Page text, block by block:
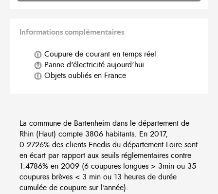
Informations complémentaires
Coupure de courant en temps réel
Panne d'électricité aujourd'hui
Objets oubliés en France
La commune de Bartenheim dans le département de
Rhin (Haut) compte 3806 habitants. En 2017,
0.2726% des clients Enedis du département Loire sont
en écart par rapport aux seuils réglementaires contre
1.4786% en 2009 (6 coupures longues > 3min ou 35
coupures brèves < 3 min ou 13 heures de durée
cumulée de coupure sur l'année).